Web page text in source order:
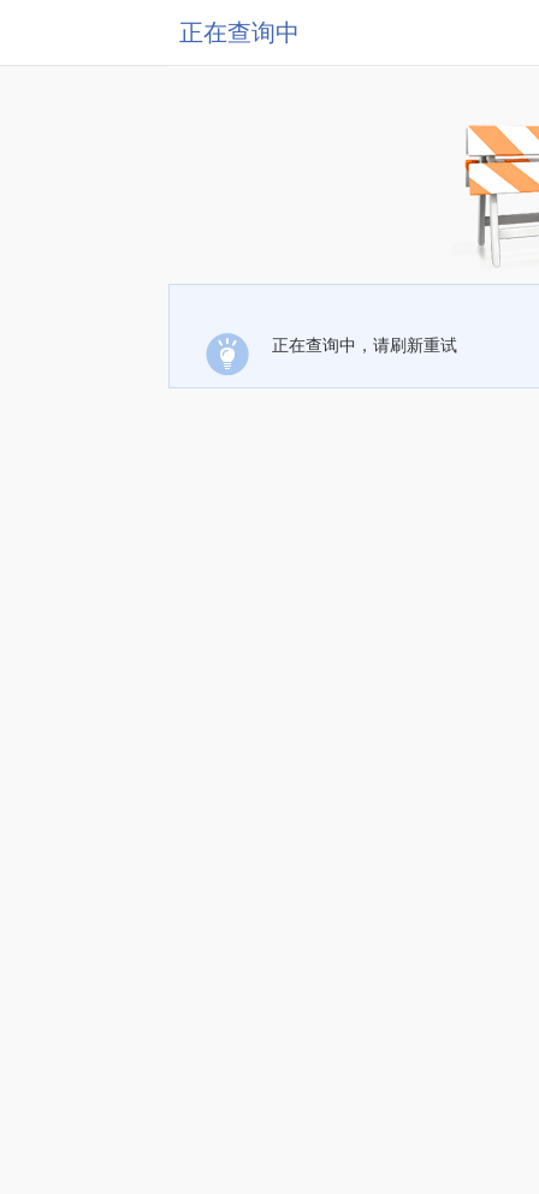
正在查询中
正在查询中，请刷新重试